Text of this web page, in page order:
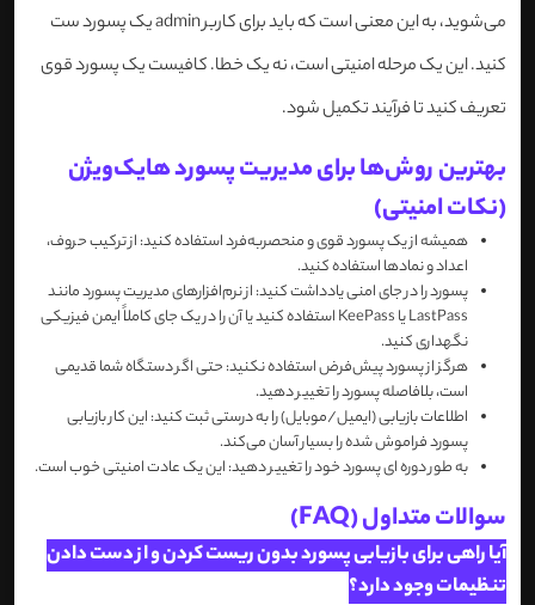
می‌شوید، به این معنی است که باید برای کاربر admin یک پسورد ست
کنید. این یک مرحله امنیتی است، نه یک خطا. کافیست یک پسورد قوی
تعریف کنید تا فرآیند تکمیل شود.
بهترین روش‌ها برای مدیریت پسورد هایک‌ویژن
(نکات امنیتی)
همیشه از یک پسورد قوی و منحصربه‌فرد استفاده کنید: از ترکیب حروف،
اعداد و نمادها استفاده کنید.
پسورد را در جای امنی یادداشت کنید: از نرم‌افزارهای مدیریت پسورد مانند
LastPass یا KeePass استفاده کنید یا آن را در یک جای کاملاً ایمن فیزیکی
نگهداری کنید.
هرگز از پسورد پیش‌فرض استفاده نکنید: حتی اگر دستگاه شما قدیمی
است، بلافاصله پسورد را تغییر دهید.
اطلاعات بازیابی (ایمیل/موبایل) را به درستی ثبت کنید: این کار بازیابی
پسورد فراموش شده را بسیار آسان می‌کند.
به طور دوره ای پسورد خود را تغییر دهید: این یک عادت امنیتی خوب است.
سوالات متداول (FAQ)
آیا راهی برای بازیابی پسورد بدون ریست کردن و از دست دادن
تنظیمات وجود دارد؟